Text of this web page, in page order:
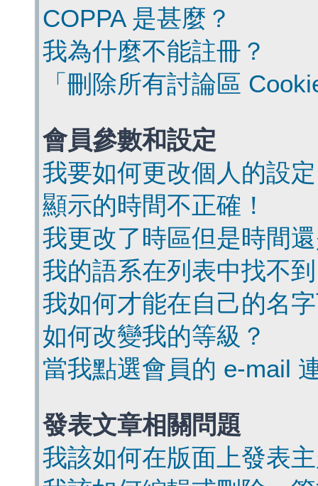
COPPA 是甚麼？
我為什麼不能註冊？
「刪除所有討論區
會員參數和設定
我要如何更改個人的設
顯示的時間不正確！
我更改了時區但是時間
我的語系在列表中找不
我如何才能在自己的名
如何改變我的等級？
當我點選會員的 e-mail
發表文章相關問題
我該如何在版面上發表